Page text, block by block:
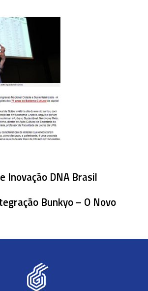
Inovação DNA Brasil
Bunkyo – O Novo